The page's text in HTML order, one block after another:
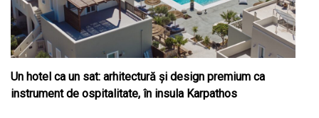
Un hotel ca un sat: arhitectură și design premium ca
instrument de ospitalitate, în insula Karpathos